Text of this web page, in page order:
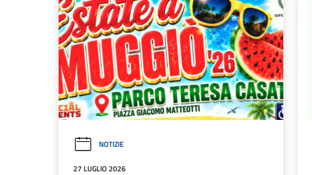
NOTIZIE
27 LUGLIO 2026